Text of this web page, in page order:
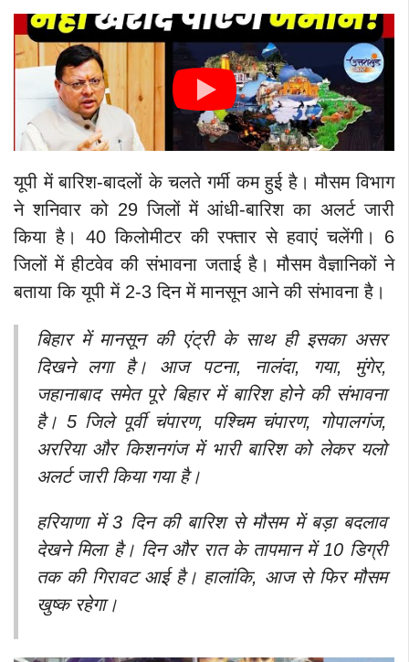
यूपी में बारिश-बादलों के चलते गर्मी कम हुई है। मौसम विभाग
ने शनिवार को 29 जिलों में आंधी-बारिश का अलर्ट जारी
किया है। 40 किलोमीटर की रफ्तार से हवाएं चलेंगी। 6
जिलों में हीटवेव की संभावना जताई है। मौसम वैज्ञानिकों ने
बताया कि यूपी में 2-3 दिन में मानसून आने की संभावना है।
बिहार में मानसून की एंट्री के साथ ही इसका असर
दिखने लगा है। आज पटना, नालंदा, गया, मुंगेर,
जहानाबाद समेत पूरे बिहार में बारिश होने की संभावना
है। 5 जिले पूर्वी चंपारण, पश्चिम चंपारण, गोपालगंज,
अररिया और किशनगंज में भारी बारिश को लेकर यलो
अलर्ट जारी किया गया है।
हरियाणा में 3 दिन की बारिश से मौसम में बड़ा बदलाव
देखने मिला है। दिन और रात के तापमान में 10 डिग्री
तक की गिरावट आई है। हालांकि, आज से फिर मौसम
खुष्क रहेगा।